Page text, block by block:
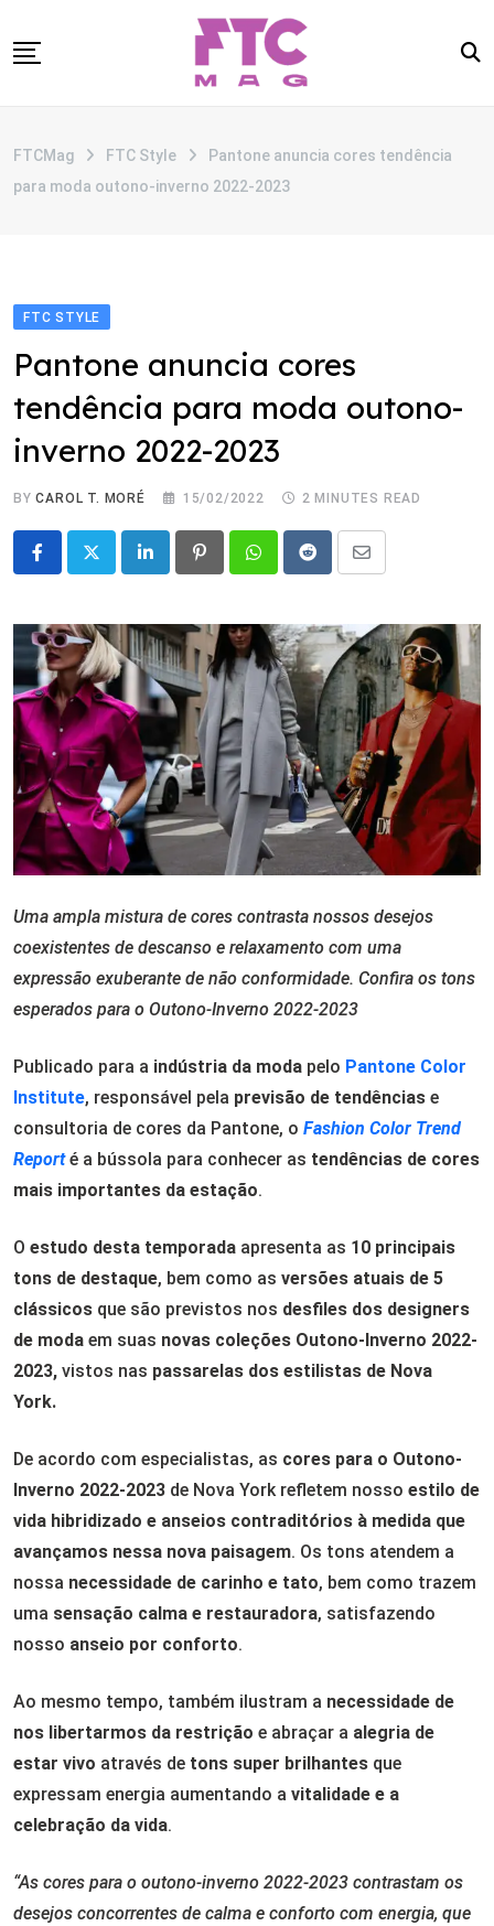
to
CATEGORIAS
FTCMag FTC Style
Pantone anuncia cores tendência
para moda outono-inverno 2022-2023
FTC STYLE
Pantone anuncia cores
tendência para moda outono-
inverno 2022-2023
BYCAROL T. MORÉ 15/02/2022 2 MINUTES READ
LinkedIn PinterestWhatsappRedditShare
Email
Uma ampla mistura de cores contrasta nossos desejos
coexistentes de descanso e relaxamento com uma
expressão exuberante de não conformidade. Confira os tons
esperados para o Outono-Inverno 2022-2023
Publicado para a indústria da moda pelo Pantone Color
Institute, responsável pela previsão de tendências e
consultoria de cores da Pantone, o Fashion Color Trend
Report é a bússola para conhecer as tendências de cores
mais importantes da estação.
O estudo desta temporada apresenta as 10 principais
tons de destaque, bem como as versões atuais de 5
clássicos que são previstos nos desfiles dos designers
de moda em suas novas coleções Outono-Inverno 2022-
2023, vistos nas passarelas dos estilistas de Nova
York.
De acordo com especialistas, as cores para o Outono-
Inverno 2022-2023 de Nova York refletem nosso estilo de
vida hibridizado e anseios contraditórios à medida que
avançamos nessa nova paisagem. Os tons atendem a
nossa necessidade de carinho e tato, bem como trazem
uma sensação calma e restauradora, satisfazendo
nosso anseio por conforto.
Ao mesmo tempo, também ilustram a necessidade de
nos libertarmos da restrição e abraçar a alegria de
estar vivo através de tons super brilhantes que
expressam energia aumentando a vitalidade e a
celebração da vida.
“As cores para o outono-inverno 2022-2023 contrastam os
desejos concorrentes de calma e conforto com energia, que